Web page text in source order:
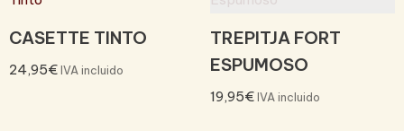
CASETTE TINTO
24,95€IVA incluido
TREPITJA FORT
ESPUMOSO
19,95€ IVA incluido